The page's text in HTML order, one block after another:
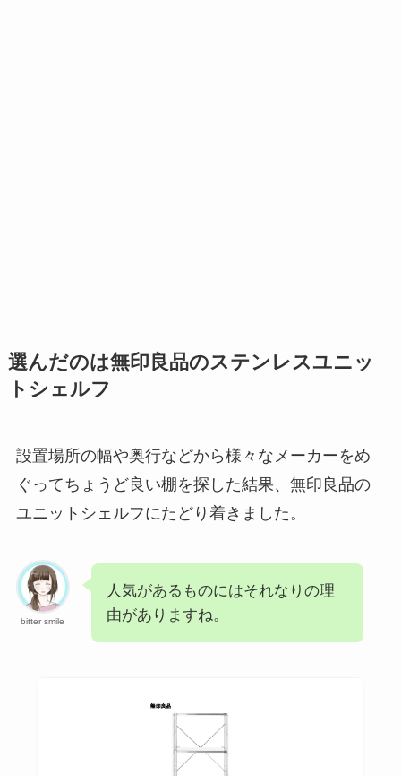
選んだのは無印良品のステンレスユニッ
トシェルフ
設置場所の幅や奥行などから様々なメーカーをめ
ぐってちょうど良い棚を探した結果、無印良品の
ユニットシェルフにたどり着きました。
bitter smile
人気があるものにはそれなりの理
由がありますね。